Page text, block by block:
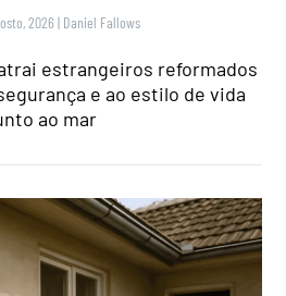
2026 | Daniel Fallows
estrangeiros reformados
e ao estilo de vida
ao mar